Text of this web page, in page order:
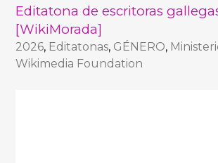
Editatona de escritoras
[WikiMorada]
2026, Editatonas, GÉNERO,
Wikimedia Foundation